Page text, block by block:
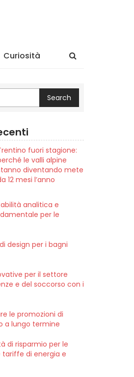
Curiosità
Search
fuori stagione:
le valli alpine
diventando mete
12 mesi l’anno
analitica e
per le
design per i bagni
per il settore
e del soccorso con i
le promozioni di
a lungo termine
di risparmio per le
tariffe di energia e